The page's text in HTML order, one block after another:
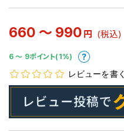
660 ～ 990 円 (税込)
6 〜 9ポイント(1%)
レビューを書く